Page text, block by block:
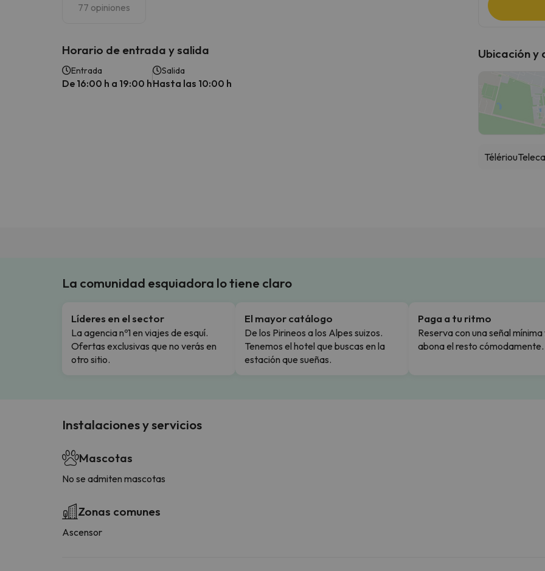
77 opiniones
Horario de entrada y salida
Entrada
De 16:00 h a 19:00 h
Salida
Hasta las 10:00 h
Ubicación y
Télériou
La comunidad esquiadora lo tiene claro
Líderes en el sector
La agencia nº1 en viajes de esquí.
Ofertas exclusivas que no verás en
otro sitio.
El mayor catálogo
De los Pirineos a los Alpes suizos.
Tenemos el hotel que buscas en la
estación que sueñas.
Paga a tu ritmo
Reserva con una señal mínima
abona el resto cómodamente.
Instalaciones y servicios
Mascotas
No se admiten mascotas
Zonas comunes
Ascensor